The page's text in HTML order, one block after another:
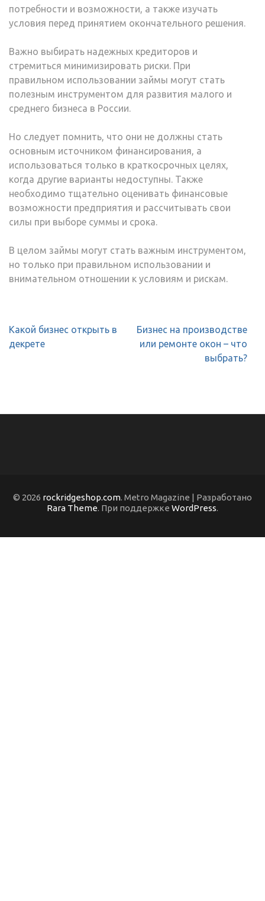
потребности и возможности, а также изучать
условия перед принятием окончательного решения.
Важно выбирать надежных кредиторов и
стремиться минимизировать риски. При
правильном использовании займы могут стать
полезным инструментом для развития малого и
среднего бизнеса в России.
Но следует помнить, что они не должны стать
основным источником финансирования, а
использоваться только в краткосрочных целях,
когда другие варианты недоступны. Также
необходимо тщательно оценивать финансовые
возможности предприятия и рассчитывать свои
силы при выборе суммы и срока.
В целом займы могут стать важным инструментом,
но только при правильном использовании и
внимательном отношении к условиям и рискам.
Навигация
по
Какой бизнес открыть в
декрете
Бизнес на производстве
или ремонте окон – что
выбрать?
© 2026 rockridgeshop.com. Metro Magazine | Разработано
Rara Theme. При поддержке WordPress.